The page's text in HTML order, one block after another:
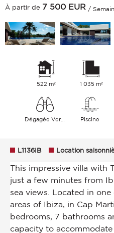
À partir de 7 500 EUR /
522 m² 1 035 m²
Dégagée Verdure Mer Piscine
L1136IB Location